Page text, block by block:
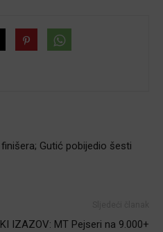
Gutić pobijedio šesti
IZAZOV: MT Pejseri na 9.000+